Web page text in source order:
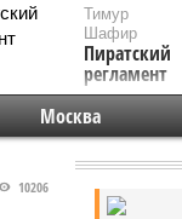
Тимур
Шафир
Пиратский
регламент
Москва
10206